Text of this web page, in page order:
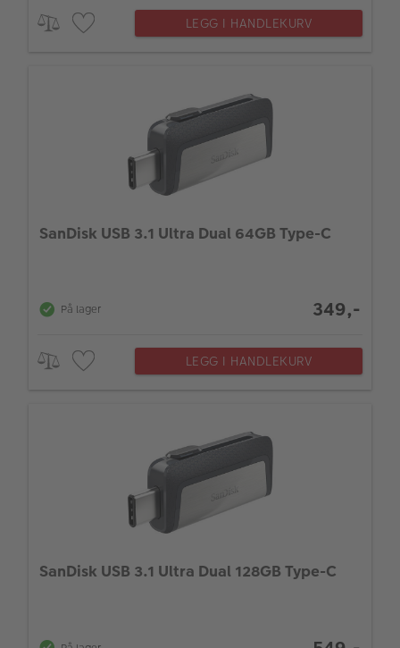
LEGG I HANDLEKURV
SanDisk USB 3.1 Ultra Dual 64GB Type-C
På lager 349,-
LEGG I HANDLEKURV
SanDisk USB 3.1 Ultra Dual 128GB Type-C